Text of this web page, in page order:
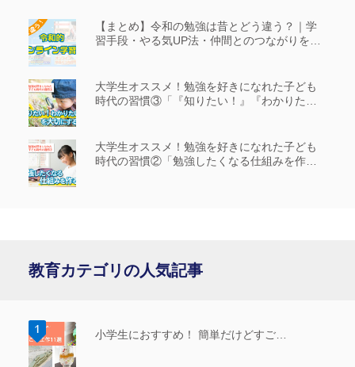
【まとめ】令和の勉強は昔とどう違う？｜学
習手段・やる気UP法・仲間とのつながりを解
大学生オススメ！勉強を好きになれた子ども
時代の習慣③「『知りたい！』『わかりた
大学生オススメ！勉強を好きになれた子ども
時代の習慣②「勉強したくなる仕組みを作
教育カテゴリの人気記事
小学生におすすめ！ 簡単だけどすご…